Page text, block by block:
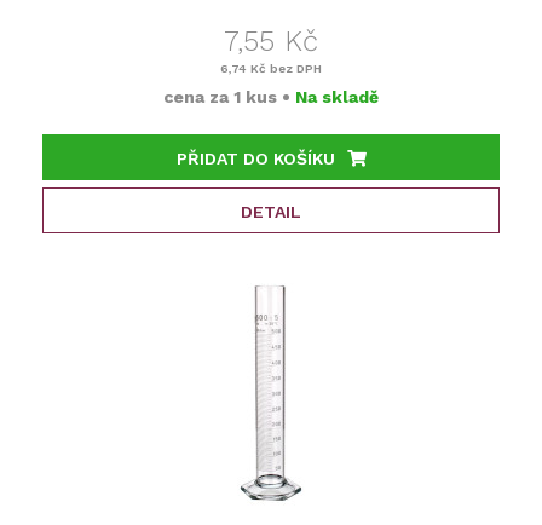
7,55 Kč
6,74 Kč bez DPH
cena za 1 kus • Na skladě
PŘIDAT DO KOŠÍKU
DETAIL